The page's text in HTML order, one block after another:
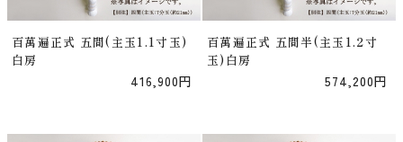
百萬遍正式 五間(主玉1.1寸玉)
白房
416,900円
百萬遍正式 五間半(主玉1.2寸
玉)白房
574,200円